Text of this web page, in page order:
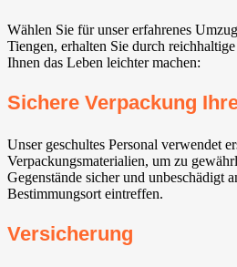
Wählen Sie für unser erfahrenes
Tiengen, erhalten Sie durch
Ihnen das Leben leichter machen:
Sichere Verpackung
Unser geschultes Personal verwendet
Verpackungsmaterialien, um zu
Gegenstände sicher und unbeschädigt
Bestimmungsort eintreffen.
Versicherung